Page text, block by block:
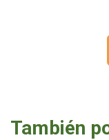
También